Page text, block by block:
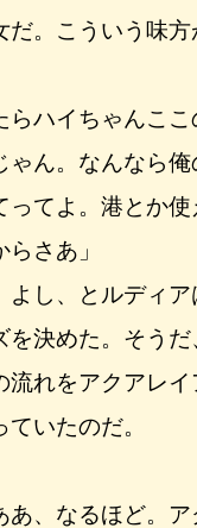
だ。こういう味
らハイちゃんこ
ゃん。なんなら
ってよ。港とか
らさあ」
し、とルディア
を決めた。そう
流れをアクアレ
ていたのだ。
、なるほど。ア